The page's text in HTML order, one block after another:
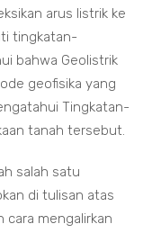
arus listrik ke
tingkatan-
bahwa Geolistrik
geofisika yang
Tingkatan-
tanah tersebut.
salah satu
di tulisan atas
mengalirkan